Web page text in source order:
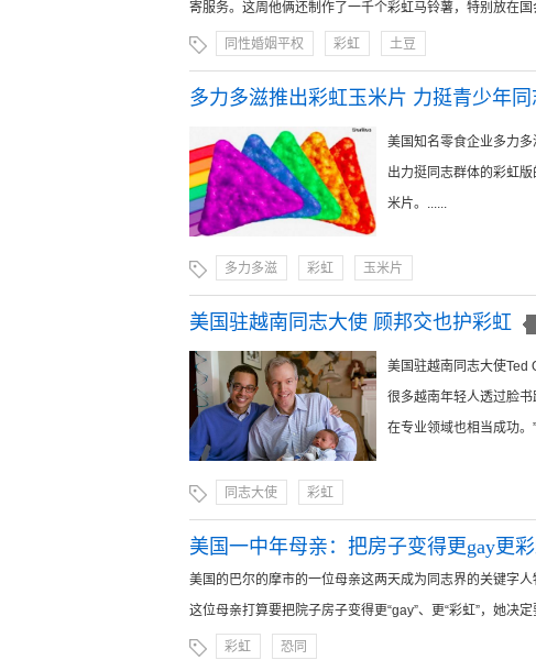
寄服务。这周他俩还制作了一千个彩虹马铃薯，特别放在
同性婚姻平权 彩虹 土豆
多力多滋推出彩虹玉米片 力挺青少年同
美国知名零食企业多力
出力挺同志群体的彩虹
米片。......
多力多滋 彩虹 玉米片
美国驻越南同志大使 顾邦交也护彩虹
美国驻越南同志大使Ted
很多越南年轻人透过脸书
在专业领域也相当成功。
同志大使 彩虹
美国一中年母亲：把房子变得更gay更
美国的巴尔的摩市的一位母亲这两天成为同志界的关键字
这位母亲打算要把院子房子变得更“gay”、更“彩虹”，她决
彩虹 恐同